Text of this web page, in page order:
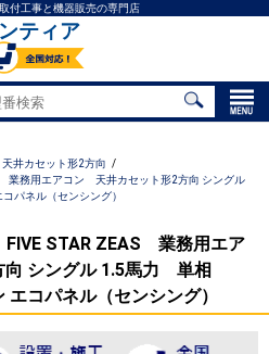
付工事と機器販売の専門店
ティア
天井カセット形2方向
務用エアコン 天井カセット形2方向 シングル
パネル（センシング）
STAR ZEAS 業務用エア
シングル 1.5馬力 単相
エコパネル（センシング）